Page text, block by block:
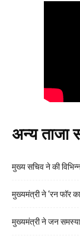
अन्य ताजा
मुख्य सचिव ने की
मुख्यमंत्री ने ‘रन फॉर
मुख्यमंत्री ने जन